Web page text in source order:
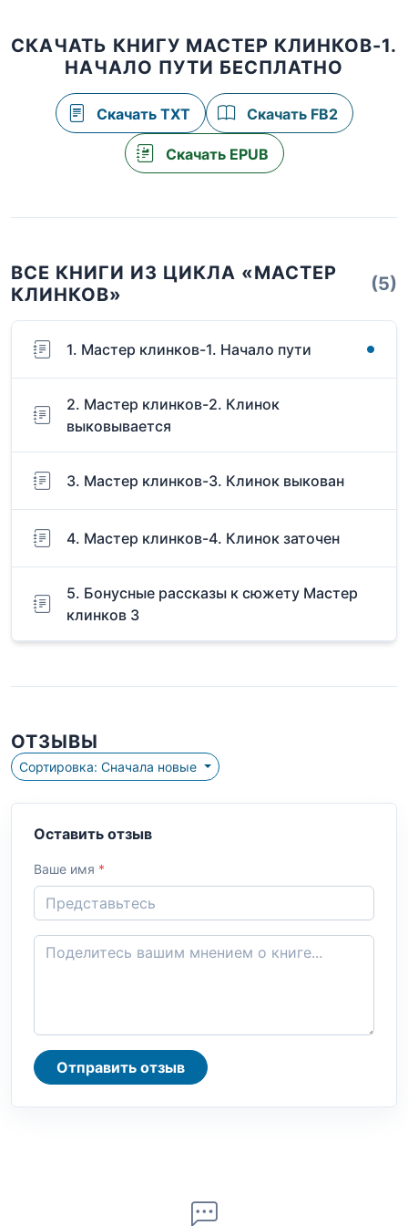
СКАЧАТЬ КНИГУ МАСТЕР КЛИНКОВ-1.
НАЧАЛО ПУТИ БЕСПЛАТНО
Скачать TXT Скачать FB2
Скачать EPUB
ВСЕ КНИГИ ИЗ ЦИКЛА «МАСТЕР
КЛИНКОВ»
(5)
1. Мастер клинков-1. Начало пути
2. Мастер клинков-2. Клинок
выковывается
3. Мастер клинков-3. Клинок выкован
4. Мастер клинков-4. Клинок заточен
5. Бонусные рассказы к сюжету Мастер
клинков 3
ОТЗЫВЫ
Сортировка: Сначала новые
Оставить отзыв
Ваше имя *
Отправить отзыв